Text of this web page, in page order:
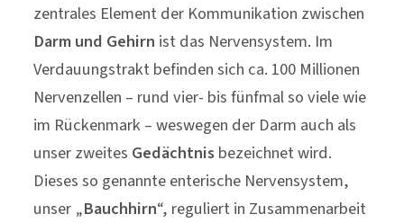
zentrales Element der Kommunikation zwischen
Darm und Gehirn ist das Nervensystem. Im
Verdauungstrakt befinden sich ca. 100 Millionen
Nervenzellen – rund vier- bis fünfmal so viele wie
im Rückenmark – weswegen der Darm auch als
unser zweites Gedächtnis bezeichnet wird.
Dieses so genannte enterische Nervensystem,
unser „Bauchhirn“, reguliert in Zusammenarbeit